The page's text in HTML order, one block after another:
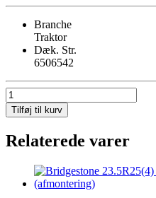
Branche
Traktor
Dæk. Str.
6506542
Firestone
650/65R42(2)
Maxi
65
Tilføj til kurv
Relaterede varer